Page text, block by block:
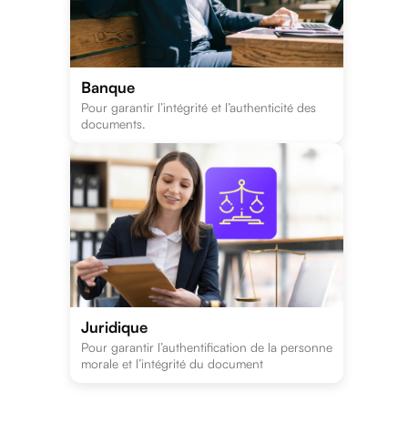
Banque
Pour garantir l’intégrité et l’authenticité des
documents.
Juridique
Pour garantir l’authentification de la personne
morale et l’intégrité du document